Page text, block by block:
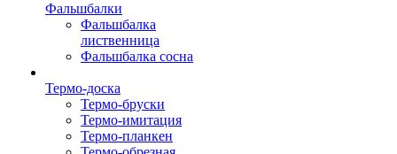
Фальшбалки
Фальшбалка
лиственница
Фальшбалка сосна
Термо-доска
Термо-бруски
Термо-имитация
Термо-планкен